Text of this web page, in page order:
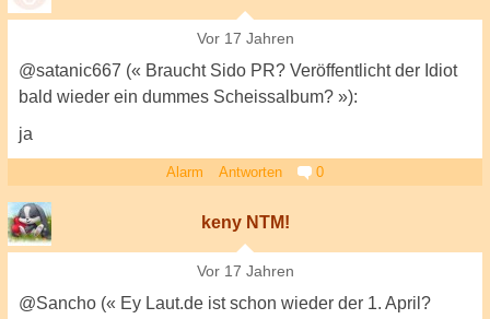
Vor 17 Jahren
@satanic667 (« Braucht Sido PR? Veröffentlicht der Idiot
bald wieder ein dummes Scheissalbum? »):
ja
Alarm Antworten 0
keny NTM!
Vor 17 Jahren
@Sancho (« Ey Laut.de ist schon wieder der 1. April?